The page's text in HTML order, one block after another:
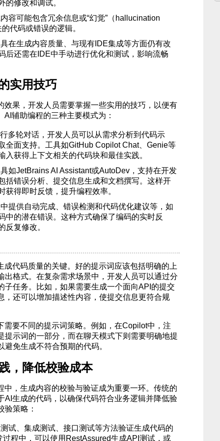
的修改和调试。
容可能包含冗余信息或“幻觉”（hallucination
代码或错误的逻辑。
在生成内容质量、与现有IDE集成等方面仍有改
后还需在IDE中手动进行优化和测试，影响流畅
实用技巧
效果，开发人员需要掌握一些实用的技巧，以便有
辅助编程的三种主要模式为：
多轮对话，开发人员可以从需求分析到代码示
全面支持。工具如GitHub Copilot Chat、Genie等
入获得上下文相关的代码块和最佳实践。
如JetBrains AI Assistant或AutoDev，支持在开发
括错误分析、提交信息生成和文档撰写。这样开
获得即时反馈，提升编程效率。
提供自动完成、错误检测和代码优化建议等，如
中的潜在错误。这种方式确保了编码的实时反
反复修改。
成代码质量的关键。好的提示词应该包括明确的上
出格式。在复杂需求场景中，开发人员可以通过分
子任务。比如，如果需要生成一个面向API的提交
，还可以增加描述性内容，使提交信息更符合规
需要不同的提示词策略。例如，在Copilot中，注
提示词的一部分，而在聊天模式下则需要明确地提
免生成不符合预期的代码。
，降低校验成本
中，生成内容的校验与验证成为重要一环。传统的
AI生成的代码，以确保代码符合业务逻辑并降低验
验策略：
试、集成测试、接口测试等方法验证生成代码的
程中，可以使用RestAssured生成API测试，或